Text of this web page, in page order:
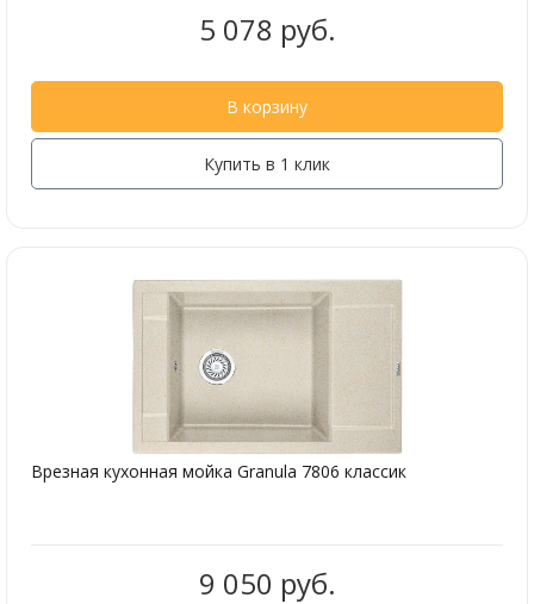
5 078 руб.
В корзину
Купить в 1 клик
Врезная кухонная мойка Granula 7806 классик
9 050 руб.